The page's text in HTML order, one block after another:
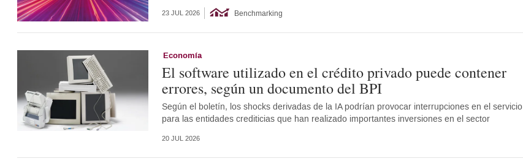
23 JUL 2026 Benchmarking
Economía
El software utilizado en el crédito privado puede contener
errores, según un documento del BPI
Según el boletín, los shocks derivadas de la IA podrían provocar interrupciones en el servicio
para las entidades crediticias que han realizado importantes inversiones en el sector
20 JUL 2026